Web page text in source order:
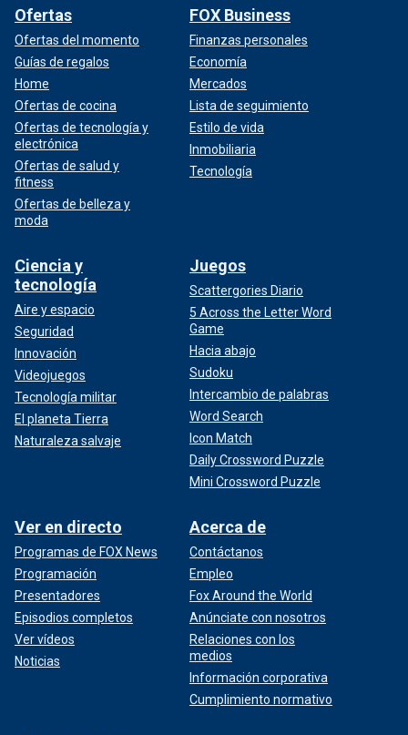
Ofertas
Ofertas del momento
Guías de regalos
Home
Ofertas de cocina
Ofertas de tecnología y
electrónica
Ofertas de salud y
fitness
Ofertas de belleza y
moda
FOX Business
Finanzas personales
Economía
Mercados
Lista de seguimiento
Estilo de vida
Inmobiliaria
Tecnología
Ciencia y
tecnología
Aire y espacio
Seguridad
Innovación
Videojuegos
Tecnología militar
El planeta Tierra
Naturaleza salvaje
Juegos
Scattergories Diario
5 Across the Letter Word
Game
Hacia abajo
Sudoku
Intercambio de palabras
Word Search
Icon Match
Daily Crossword Puzzle
Mini Crossword Puzzle
Ver en directo
Programas de FOX News
Programación
Presentadores
Episodios completos
Ver vídeos
Noticias
Acerca de
Contáctanos
Empleo
Fox Around the World
Anúnciate con nosotros
Relaciones con los
medios
Información corporativa
Cumplimiento normativo